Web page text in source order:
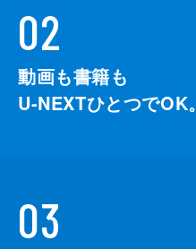
02
動画も書籍も
U-NEXTひとつでOK。
03